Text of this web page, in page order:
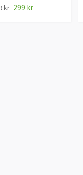
kr 299 kr